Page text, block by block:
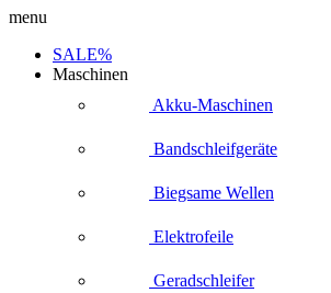
menu
SALE%
Maschinen
Akku-Maschinen
Bandschleifgeräte
Biegsame Wellen
Elektrofeile
Geradschleifer